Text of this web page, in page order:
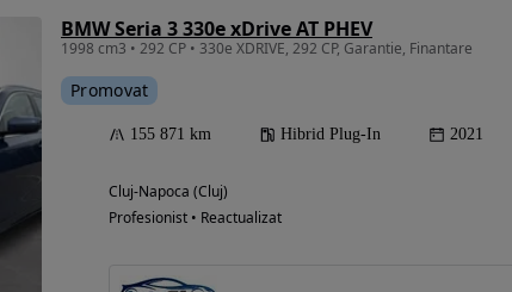
BMW Seria 3 330e xDrive AT PHEV
1998 cm3 • 292 CP • 330e XDRIVE, 292 CP, Garantie, Finantare
Promovat
155 871 km Hibrid Plug-In 2021
Cluj-Napoca (Cluj)
Profesionist • Reactualizat